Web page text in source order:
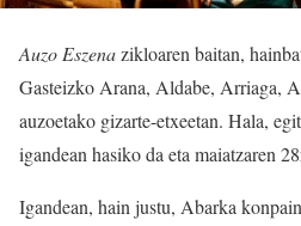
Auzo Eszenazikloaren baitan,
Gasteizko Arana, Aldabe, Arriaga,
auzoetako gizarte-etxeetan. Hala,
igandean hasiko da eta maiatzaren
Igandean, hain justu, Abarka